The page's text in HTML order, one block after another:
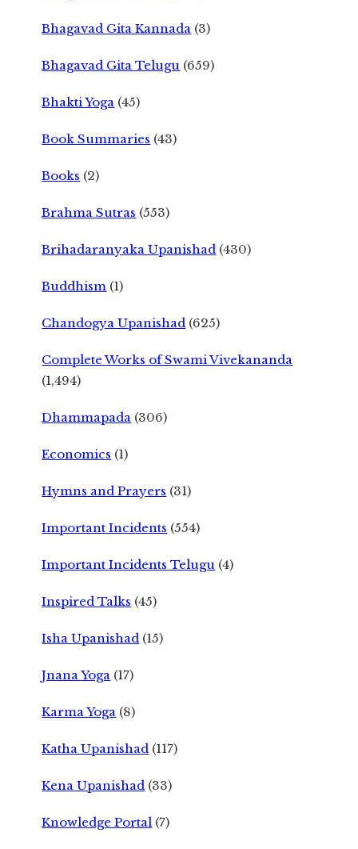
Bhagavad Gita Kannada (3)
Bhagavad Gita Telugu (659)
Bhakti Yoga (45)
Book Summaries (43)
Books (2)
Brahma Sutras (553)
Brihadaranyaka Upanishad (430)
Buddhism (1)
Chandogya Upanishad (625)
Complete Works of Swami Vivekananda
(1,494)
Dhammapada (306)
Economics (1)
Hymns and Prayers (31)
Important Incidents (554)
Important Incidents Telugu (4)
Inspired Talks (45)
Isha Upanishad (15)
Jnana Yoga (17)
Karma Yoga (8)
Katha Upanishad (117)
Kena Upanishad (33)
Knowledge Portal (7)